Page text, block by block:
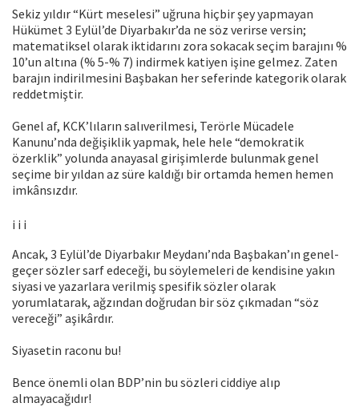
Sekiz yıldır “Kürt meselesi” uğruna hiçbir şey yapmayan
Hükümet 3 Eylül’de Diyarbakır’da ne söz verirse versin;
matematiksel olarak iktidarını zora sokacak seçim barajını %
10’un altına (% 5-% 7) indirmek katiyen işine gelmez. Zaten
barajın indirilmesini Başbakan her seferinde kategorik olarak
reddetmiştir.
Genel af, KCK’lıların salıverilmesi, Terörle Mücadele
Kanunu’nda değişiklik yapmak, hele hele “demokratik
özerklik” yolunda anayasal girişimlerde bulunmak genel
seçime bir yıldan az süre kaldığı bir ortamda hemen hemen
imkânsızdır.
¡ ¡ ¡
Ancak, 3 Eylül’de Diyarbakır Meydanı’nda Başbakan’ın genel-
geçer sözler sarf edeceği, bu söylemeleri de kendisine yakın
siyasi ve yazarlara verilmiş spesifik sözler olarak
yorumlatarak, ağzından doğrudan bir söz çıkmadan “söz
vereceği” aşikârdır.
Siyasetin raconu bu!
Bence önemli olan BDP’nin bu sözleri ciddiye alıp
almayacağıdır!